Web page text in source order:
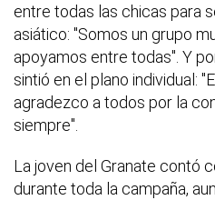
entre todas las chicas para
asiático: "Somos un grupo
apoyamos entre todas". Y
sintió en el plano individual:
agradezco a todos por la
siempre".
La joven del Granate contó
durante toda la campaña,